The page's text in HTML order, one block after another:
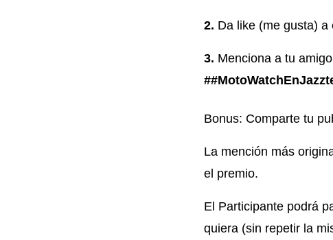
Da like (me gusta)
Menciona a tu
Bonus: Comparte tu
La mención más
el premio.
El Participante podrá
quiera (sin repetir la